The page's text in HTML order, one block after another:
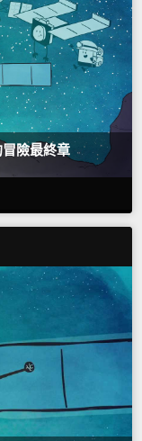
險最終章